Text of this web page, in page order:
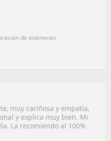
de exámenes
muy cariñosa y empatía,
y explica muy bien. Mi
La recomiendo al 100%